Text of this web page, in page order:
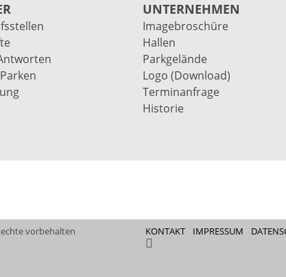
UNTERNEHMEN
Imagebroschüre
Hallen
Parkgelände
Logo (Download)
Terminanfrage
Historie
vorbehalten KONTAKT IMPRESSUM